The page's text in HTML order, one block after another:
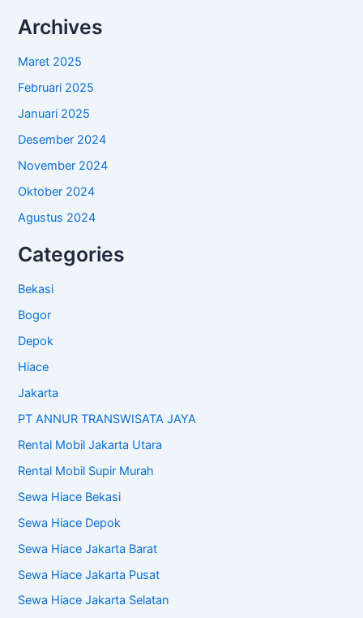
Archives
Maret 2025
Februari 2025
Januari 2025
Desember 2024
November 2024
Oktober 2024
Agustus 2024
Categories
Bekasi
Bogor
Depok
Hiace
Jakarta
PT ANNUR TRANSWISATA JAYA
Rental Mobil Jakarta Utara
Rental Mobil Supir Murah
Sewa Hiace Bekasi
Sewa Hiace Depok
Sewa Hiace Jakarta Barat
Sewa Hiace Jakarta Pusat
Sewa Hiace Jakarta Selatan